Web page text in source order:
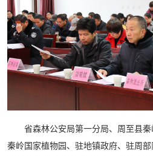
省森林公安局第一分局、周至县秦
秦岭国家植物园、驻地镇政府、驻周